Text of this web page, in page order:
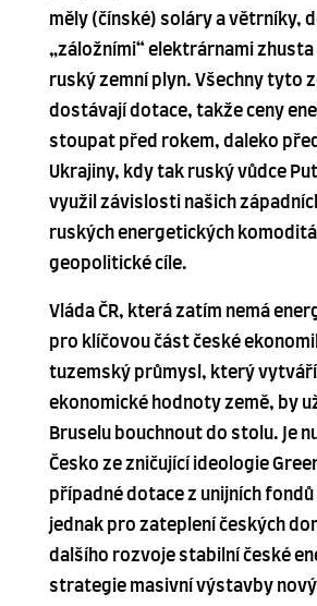
měly (čínské) soláry a větrníky,
„záložními“ elektrárnami zhusta
ruský zemní plyn. Všechny tyto
dostávají dotace, takže ceny
stoupat před rokem, daleko
Ukrajiny, kdy tak ruský vůdce
využil závislosti našich
ruských energetických
geopolitické cíle.
Vláda ČR, která zatím nemá
pro klíčovou část české
tuzemský průmysl, který vytváří
ekonomické hodnoty země, by
Bruselu bouchnout do stolu. Je
Česko ze zničující ideologie
případné dotace z unijních
jednak pro zateplení českých
dalšího rozvoje stabilní české
strategie masivní výstavby